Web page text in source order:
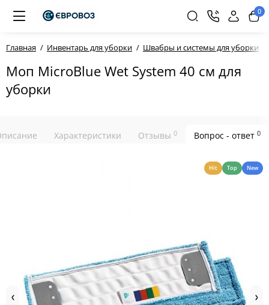
0
Главная Инвентарь для уборки Швабры и системы для уборки
Моп MicroBlue Wet System 40 см для
уборки
Характеристики Отзывы 0 Вопрос - ответ 0
Hit Top New